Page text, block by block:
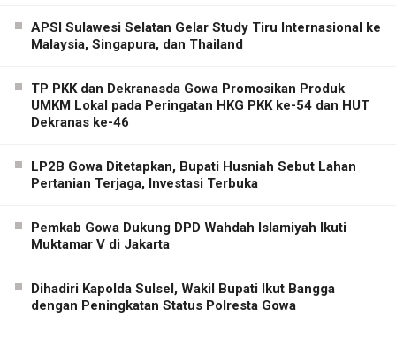
APSI Sulawesi Selatan Gelar Study Tiru Internasional ke
Malaysia, Singapura, dan Thailand
TP PKK dan Dekranasda Gowa Promosikan Produk
UMKM Lokal pada Peringatan HKG PKK ke-54 dan HUT
Dekranas ke-46
LP2B Gowa Ditetapkan, Bupati Husniah Sebut Lahan
Pertanian Terjaga, Investasi Terbuka
Pemkab Gowa Dukung DPD Wahdah Islamiyah Ikuti
Muktamar V di Jakarta
Dihadiri Kapolda Sulsel, Wakil Bupati Ikut Bangga
dengan Peningkatan Status Polresta Gowa